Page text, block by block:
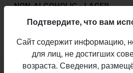
NON-ALCOHOLIC - LAGER
Пиво по заданным критериям не
Подтвердите, что вам
Сайт содержит информацию,
для лиц, не достигших
возраста. Сведения,